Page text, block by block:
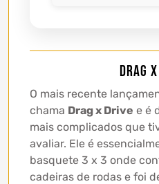
Drag
O mais recente
chama Drag x Drive e é
mais complicados que
avaliar. Ele é
basquete 3 x 3 onde
cadeiras de rodas e foi